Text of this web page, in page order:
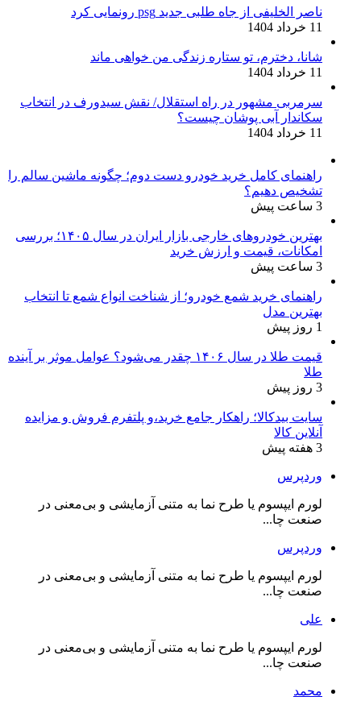
ناصر الخلیفی از جاه طلبی جدید psg رونمایی کرد
11 خرداد 1404
شانا، دخترم، تو ستاره زندگی من خواهی ماند
11 خرداد 1404
سرمربی مشهور در راه استقلال/ نقش سیدورف در انتخاب
سکاندار آبی پوشان چیست؟
11 خرداد 1404
راهنمای کامل خرید خودرو دست دوم؛ چگونه ماشین سالم را
تشخیص دهیم؟
3 ساعت پیش
بهترین خودروهای خارجی بازار ایران در سال ۱۴۰۵؛ بررسی
امکانات، قیمت و ارزش خرید
3 ساعت پیش
راهنمای خرید شمع خودرو؛ از شناخت انواع شمع تا انتخاب
بهترین مدل
1 روز پیش
قیمت طلا در سال ۱۴۰۶ چقدر می‌شود؟ عوامل موثر بر آینده
طلا
3 روز پیش
سایت بیدکالا؛ راهکار جامع خرید،و پلتفرم فروش و مزایده
آنلاین کالا
3 هفته پیش
وردپرس
لورم ایپسوم یا طرح‌ نما به متنی آزمایشی و بی‌معنی در
صنعت چا...
وردپرس
لورم ایپسوم یا طرح‌ نما به متنی آزمایشی و بی‌معنی در
صنعت چا...
علی
لورم ایپسوم یا طرح‌ نما به متنی آزمایشی و بی‌معنی در
صنعت چا...
محمد